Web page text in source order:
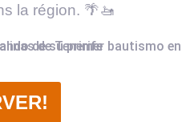
la région. 🌴🚤